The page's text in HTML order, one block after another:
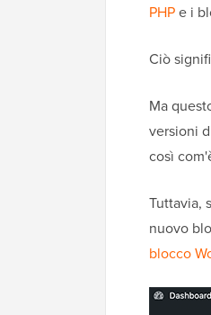
PHPe i
Ciò
Ma
versioni
così
Tuttavia,
nuovo
blocco